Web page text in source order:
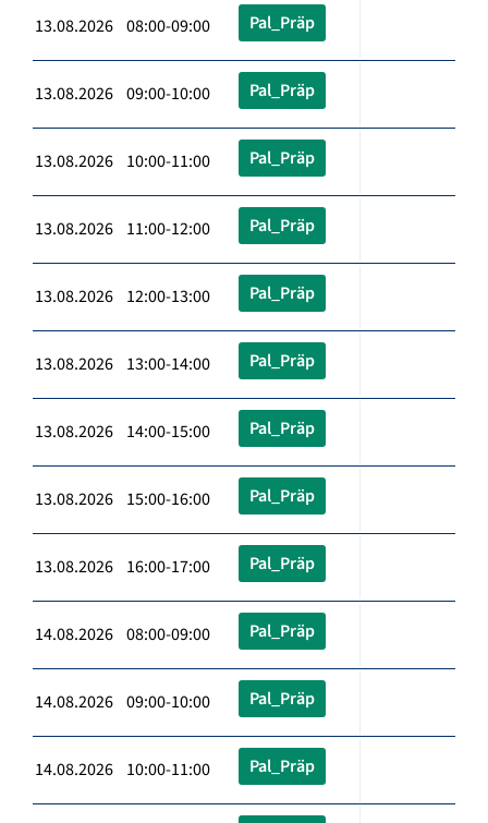
13.08.2026 08:00-09:00 Pal_Präp
13.08.2026 09:00-10:00 Pal_Präp
13.08.2026 10:00-11:00 Pal_Präp
13.08.2026 11:00-12:00 Pal_Präp
13.08.2026 12:00-13:00 Pal_Präp
13.08.2026 13:00-14:00 Pal_Präp
13.08.2026 14:00-15:00 Pal_Präp
13.08.2026 15:00-16:00 Pal_Präp
13.08.2026 16:00-17:00 Pal_Präp
14.08.2026 08:00-09:00 Pal_Präp
14.08.2026 09:00-10:00 Pal_Präp
14.08.2026 10:00-11:00 Pal_Präp